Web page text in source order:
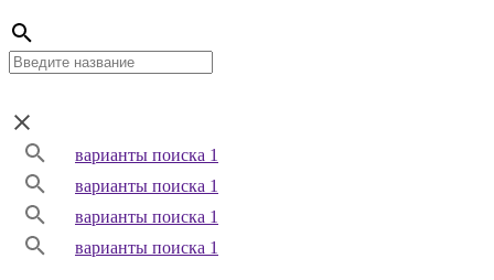
варианты поиска 1
варианты поиска 1
варианты поиска 1
варианты поиска 1